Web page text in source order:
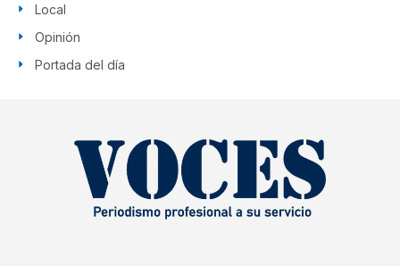
Local
Opinión
Portada del día